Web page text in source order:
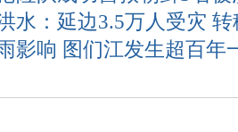
水：延边3.5万人受灾
影响 图们江发生超百年